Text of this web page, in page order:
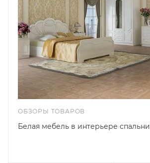
ОБЗОРЫ ТОВАРОВ
Белая мебель в интерьере спальни